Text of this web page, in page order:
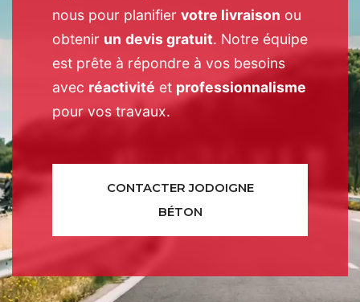
nous pour planifier votre livraison ou
obtenir un devis gratuit. Notre équipe
est prête à répondre à vos besoins
avec réactivité et professionnalisme
pour vos travaux.
CONTACTER JODOIGNE
BÉTON